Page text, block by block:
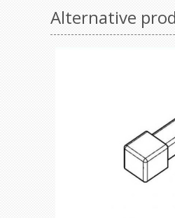
Alternative